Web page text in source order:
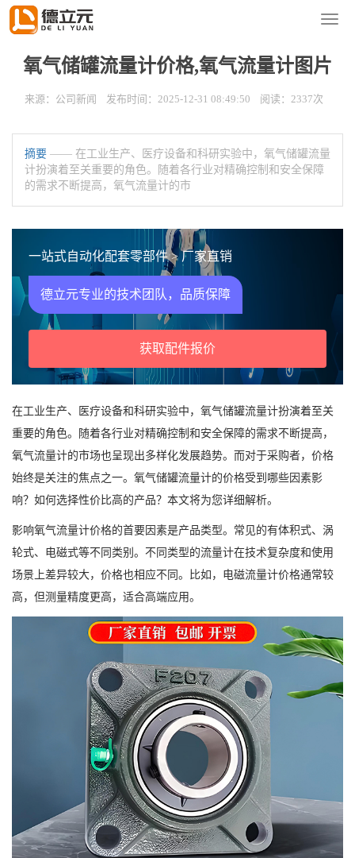
导
您的位置：首页
氧气储罐流量计价格,氧气流量计图片
来源：公司新闻 发布时间：2025-12-31 08:49:50 阅读：2337次
摘要 —— 在工业生产、医疗设备和科研实验中，氧气储罐流量
计扮演着至关重要的角色。随着各行业对精确控制和安全保障
的需求不断提高，氧气流量计的市
一站式自动化配套零部件 > 厂家直销
德立元专业的技术团队，品质保障
获取配件报价
在工业生产、医疗设备和科研实验中，氧气储罐流量计扮演着至关
重要的角色。随着各行业对精确控制和安全保障的需求不断提高，
氧气流量计的市场也呈现出多样化发展趋势。而对于采购者，价格
始终是关注的焦点之一。氧气储罐流量计的价格受到哪些因素影
响？如何选择性价比高的产品？本文将为您详细解析。
影响氧气流量计价格的首要因素是产品类型。常见的有体积式、涡
轮式、电磁式等不同类别。不同类型的流量计在技术复杂度和使用
场景上差异较大，价格也相应不同。比如，电磁流量计价格通常较
高，但测量精度更高，适合高端应用。